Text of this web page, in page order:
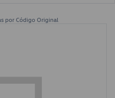
por Código Original